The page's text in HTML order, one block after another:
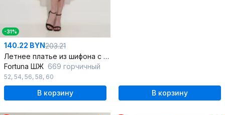
-31%
140.22 BYN203.21
Летнее платье из шифона с присобранным воланом
Fortuna ШЖ 669 горчичный
52, 54, 56, 58, 60
В корзину В корзину